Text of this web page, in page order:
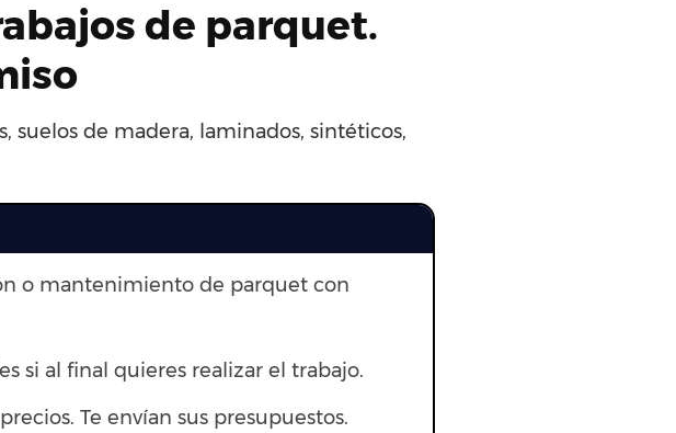
de parquet.
de madera, laminados, sintéticos,
o mantenimiento de parquet con
si al final quieres realizar el trabajo.
Te envían sus presupuestos.